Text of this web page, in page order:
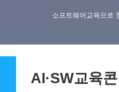
소프트웨어교육으로
AI·SW교육